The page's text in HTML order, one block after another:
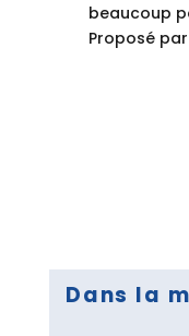
beaucoup
Proposé
Dans la